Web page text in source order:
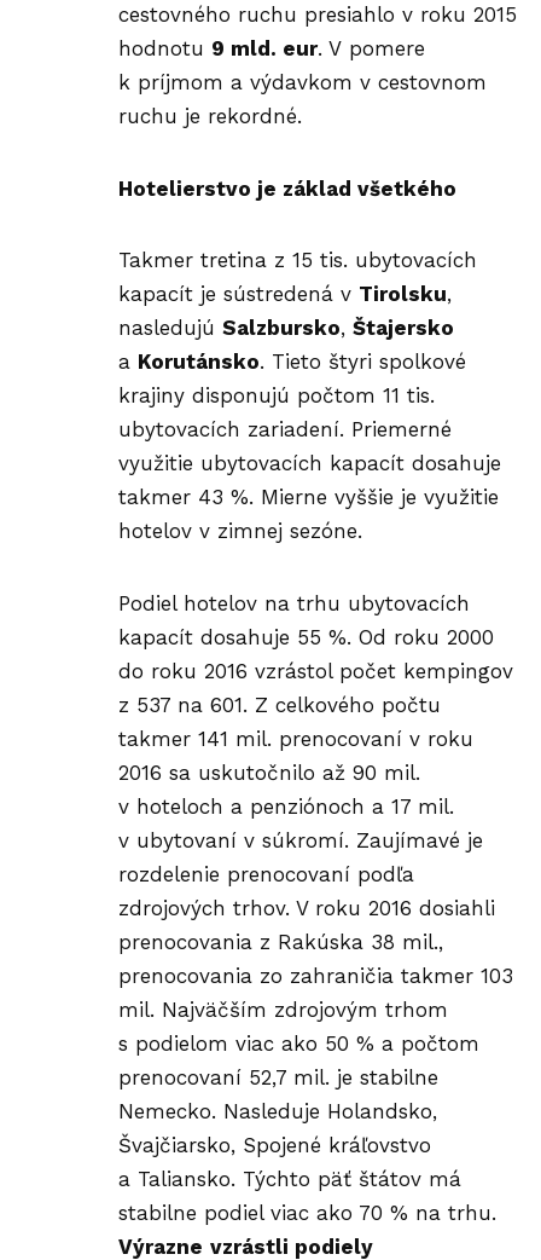
cestovného ruchu presiahlo v roku 2015
hodnotu 9 mld. eur. V pomere
k príjmom a výdavkom v cestovnom
ruchu je rekordné.
Hotelierstvo je základ všetkého
Takmer tretina z 15 tis. ubytovacích
kapacít je sústredená v Tirolsku,
nasledujú Salzbursko, Štajersko
a Korutánsko. Tieto štyri spolkové
krajiny disponujú počtom 11 tis.
ubytovacích zariadení. Priemerné
využitie ubytovacích kapacít dosahuje
takmer 43 %. Mierne vyššie je využitie
hotelov v zimnej sezóne.
Podiel hotelov na trhu ubytovacích
kapacít dosahuje 55 %. Od roku 2000
do roku 2016 vzrástol počet kempingov
z 537 na 601. Z celkového počtu
takmer 141 mil. prenocovaní v roku
2016 sa uskutočnilo až 90 mil.
v hoteloch a penziónoch a 17 mil.
v ubytovaní v súkromí. Zaujímavé je
rozdelenie prenocovaní podľa
zdrojových trhov. V roku 2016 dosiahli
prenocovania z Rakúska 38 mil.,
prenocovania zo zahraničia takmer 103
mil. Najväčším zdrojovým trhom
s podielom viac ako 50 % a počtom
prenocovaní 52,7 mil. je stabilne
Nemecko. Nasleduje Holandsko,
Švajčiarsko, Spojené kráľovstvo
a Taliansko. Týchto päť štátov má
stabilne podiel viac ako 70 % na trhu.
Výrazne vzrástli podiely